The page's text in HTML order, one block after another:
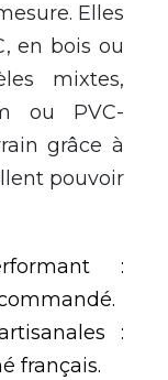
Elles
en bois ou
les mixtes,
ou PVC-
grâceà
pouvoir
:
é.
:
é français.